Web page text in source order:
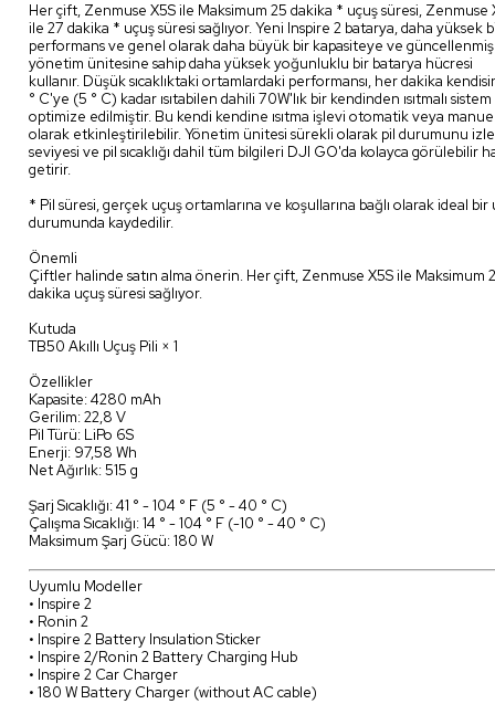
Her çift, Zenmuse X5S ile Maksimum 25 dakika * uçuş süresi, Zenmuse
ile 27 dakika * uçuş süresi sağlıyor. Yeni Inspire 2 batarya, daha yüksek
performans ve genel olarak daha büyük bir kapasiteye ve
yönetim ünitesine sahip daha yüksek yoğunluklu bir batarya hücresi
kullanır. Düşük sıcaklıktaki ortamlardaki performansı, her dakika
° C'ye (5 ° C) kadar ısıtabilen dahili 70W'lık bir kendinden ısıtmalı
optimize edilmiştir. Bu kendi kendine ısıtma işlevi otomatik veya
olarak etkinleştirilebilir. Yönetim ünitesi sürekli olarak pil durumunu
seviyesi ve pil sıcaklığı dahil tüm bilgileri DJI GO'da kolayca görülebilir
getirir.
* Pil süresi, gerçek uçuş ortamlarına ve koşullarına bağlı olarak ideal bir
durumunda kaydedilir.
Önemli
Çiftler halinde satın alma önerin. Her çift, Zenmuse X5S ile Maksimum
dakika uçuş süresi sağlıyor.
Kutuda
TB50 Akıllı Uçuş Pili × 1
Özellikler
Kapasite: 4280 mAh
Gerilim: 22,8 V
Pil Türü: LiPo 6S
Enerji: 97,58 Wh
Net Ağırlık: 515 g
Şarj Sıcaklığı: 41 ° - 104 ° F (5 ° - 40 ° C)
Çalışma Sıcaklığı: 14 ° - 104 ° F (-10 ° - 40 ° C)
Maksimum Şarj Gücü: 180 W
Uyumlu Modeller
• Inspire 2
• Ronin 2
• Inspire 2 Battery Insulation Sticker
• Inspire 2/Ronin 2 Battery Charging Hub
• Inspire 2 Car Charger
• 180 W Battery Charger (without AC cable)